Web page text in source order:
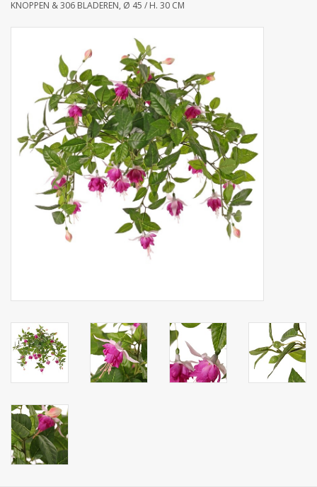
Blad - en Bessentakken
Kunstfruit
Home deco
Kunstkransen
KNOPPEN & 306 BLADEREN, Ø 45 / H. 30 CM